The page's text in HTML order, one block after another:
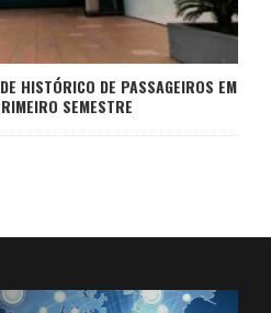
HISTÓRICO DE PASSAGEIROS EM
SEMESTRE